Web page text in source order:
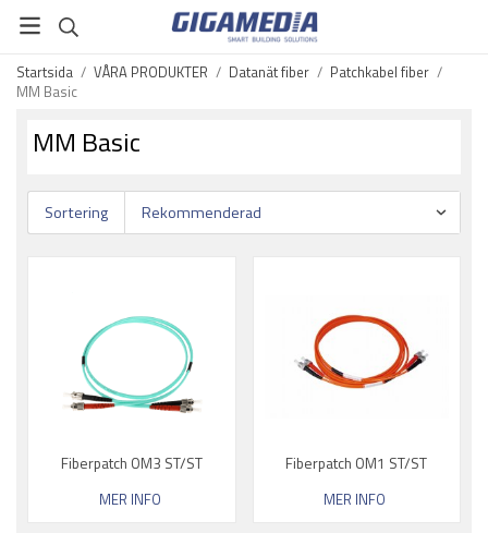
Startsida / VÅRA PRODUKTER / Datanät fiber / Patchkabel fiber /
MM Basic
MM Basic
Sortering
Fiberpatch OM3 ST/ST
MER INFO
Fiberpatch OM1 ST/ST
MER INFO